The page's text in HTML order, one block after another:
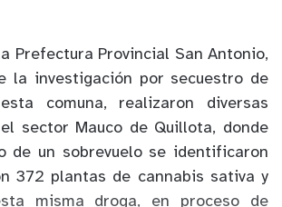
Prefectura Provincial San Antonio,
la investigación por secuestro de
comuna, realizaron diversas
sector Mauco de Quillota, donde
de un sobrevuelo se identificaron
372 plantas de cannabis sativa y
misma droga, en proceso de